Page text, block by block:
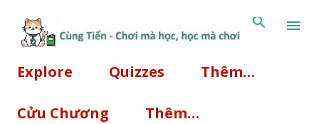
Explore Quizzes Thêm…
Cửu Chương Thêm…